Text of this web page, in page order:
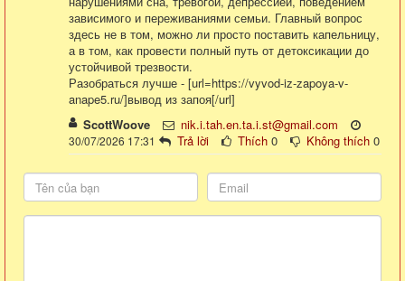
зависимого и переживаниями семьи. Главный вопрос
здесь не в том, можно ли просто поставить капельницу,
а в том, как провести полный путь от детоксикации до
устойчивой трезвости.
Разобраться лучше - [url=https://vyvod-iz-zapoya-v-
anape5.ru/]вывод из запоя[/url]
ScottWoove
nik.i.tah.en.ta.i.st@gmail.com
30/07/2026 17:31 Trả lời Thích 0 Không thích 0